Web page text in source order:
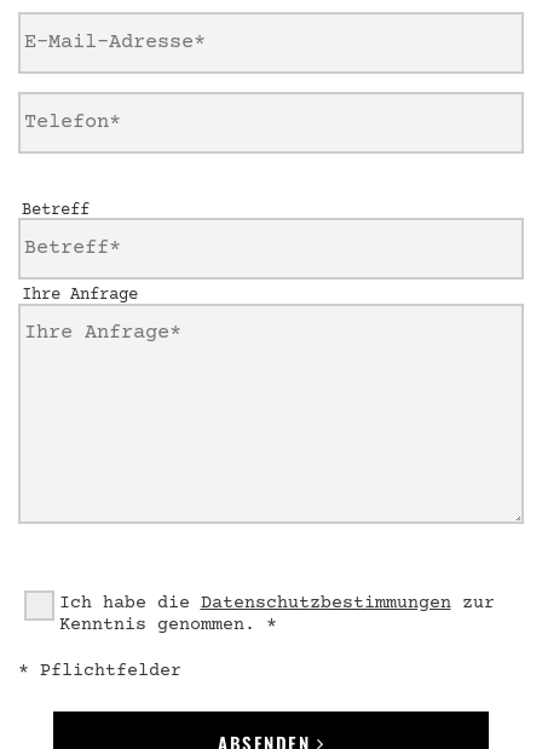
Betreff
Ihre Anfrage
Ich habe die Datenschutzbestimmungenzur
Kenntnis genommen. *
* Pflichtfelder
ABSENDEN